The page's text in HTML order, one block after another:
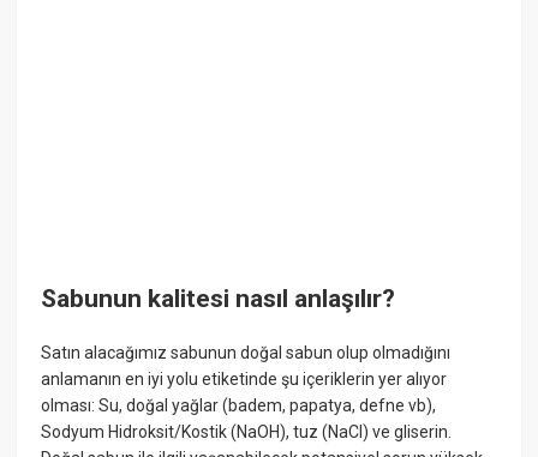
Sabunun kalitesi nasıl anlaşılır?
Satın alacağımız sabunun doğal sabun olup olmadığını
anlamanın en iyi yolu etiketinde şu içeriklerin yer alıyor
olması: Su, doğal yağlar (badem, papatya, defne vb),
Sodyum Hidroksit/Kostik (NaOH), tuz (NaCl) ve gliserin.